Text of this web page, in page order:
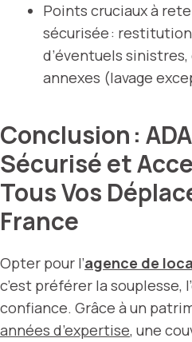
Points cruciaux à
sécurisée :
d’éventuels
annexes (lavage
Conclusion :
Sécurisé et
Tous Vos
France
Opter pour l’agence de
c’est préférer la souplesse,
confiance. Grâce à un
années d’expertise, une